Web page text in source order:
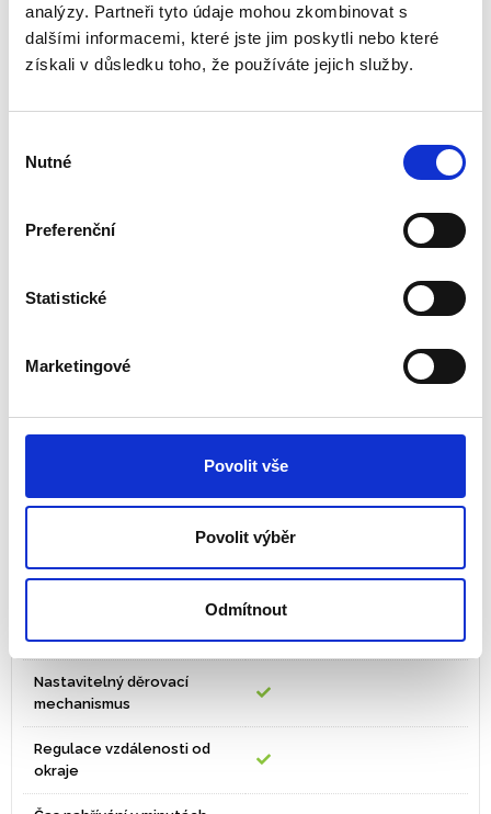
analýzy. Partneři tyto údaje mohou zkombinovat s
dalšími informacemi, které jste jim poskytli nebo které
získali v důsledku toho, že používáte jejich služby.
souhlasu
Nutné
Preferenční
Statistické
Marketingové
Povolit vše
Povolit výběr
Odmítnout
Typ vazby
Max. rozměr dokumentů A4
papírový odpad
Měrka výběru hřbetu / krytu
Výsuvné nože k formátu
Nastavitelný děrovací
mechanismus
Regulace vzdálenosti od
okraje